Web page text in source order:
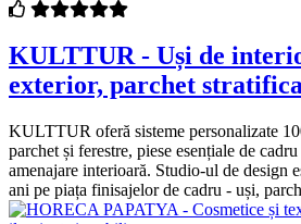
KULTTUR - Uși de
exterior, parchet
KULTTUR oferă sisteme personalizate
parchet și ferestre, piese esențiale de
amenajare interioară. Studio-ul de design
ani pe piața finisajelor de cadru - uși,